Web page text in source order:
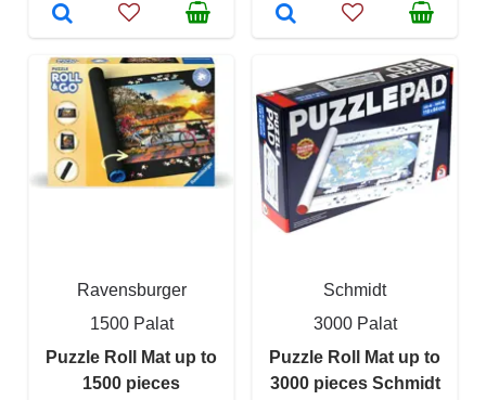
Ravensburger
1500 Palat
Puzzle Roll Mat up to
1500 pieces
Schmidt
3000 Palat
Puzzle Roll Mat up to
3000 pieces Schmidt